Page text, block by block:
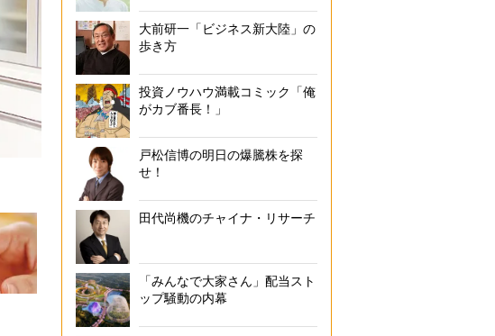
大前研一「ビジネス新大陸」の
歩き方
投資ノウハウ満載コミック「俺
がカブ番長！」
戸松信博の明日の爆騰株を探
せ！
田代尚機のチャイナ・リサーチ
「みんなで大家さん」配当スト
ップ騒動の内幕